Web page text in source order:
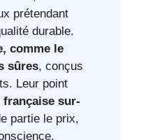
prétendant
durable.
comme le
sûres, conçus
Leur point
sur-
partie le prix,